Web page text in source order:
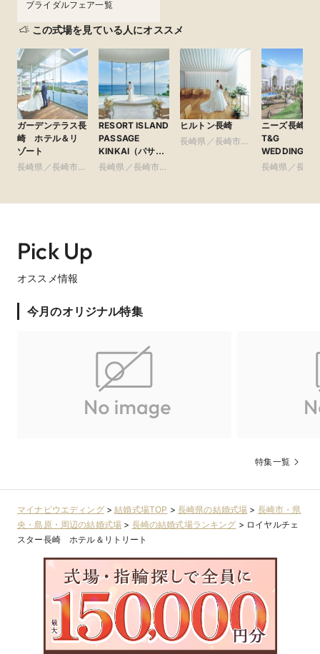
ブライダルフェア一覧
この式場を見ている人にオススメ
ガーデンテラス長
崎 ホテル＆リ
ゾート
長崎県／長崎市・
RESORT ISLAND
PASSAGE
KINKAI（パサー
ジュ琴海）
長崎県／長崎市・
ヒルトン長崎
長崎県／長崎市・
ニーズ長崎 by
T&G
WEDDING(旧
イサイド迎賓
長崎県／長崎
Pick Up
オススメ情報
今月のオリジナル特集
特集一覧
マイナビウエディング>結婚式場TOP > 長崎県の結婚式場 > 長崎市・県
央・島原・周辺の結婚式場 > 長崎の結婚式場ランキング > ロイヤルチェ
スター長崎 ホテル＆リトリート